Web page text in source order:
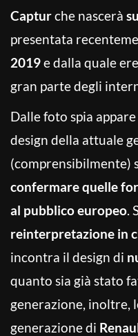
Capturche nascerà
presentata
2019e dalla quale
gran parte degli
Dalle foto spia
design della attuale
(comprensibilmente)
confermare quelle
al pubblico europeo.
reinterpretazione in
incontra il design di
quanto sia già stato
generazione, inoltre,
generazione di